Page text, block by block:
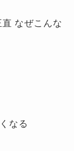
なぜこんな
なる